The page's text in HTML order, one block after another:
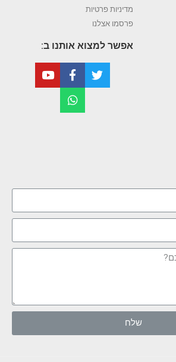
מדיניות פרטיות
פרסמו אצלנו
אפשר למצוא אותנו ב:
שלח